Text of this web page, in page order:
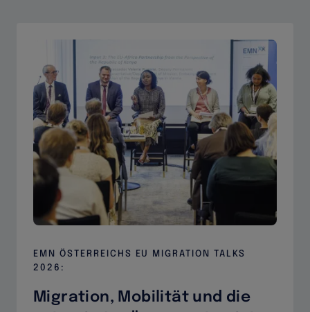
EMN ÖSTERREICHS EU MIGRATION TALKS
2026:
Migration, Mobilität und die